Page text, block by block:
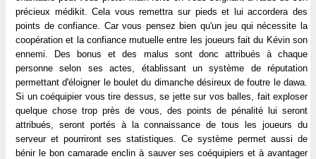
précieux médikit. Cela vous remettra sur pieds et lui accordera des
points de confiance. Car vous pensez bien qu'un jeu qui nécessite la
coopération et la confiance mutuelle entre les joueurs fait du Kévin son
ennemi. Des bonus et des malus sont donc attribués à chaque
personne selon ses actes, établissant un système de réputation
permettant d'éloigner le boulet du dimanche désireux de foutre le dawa.
Si un coéquipier vous tire dessus, se jette sur vos balles, fait exploser
quelque chose trop près de vous, des points de pénalité lui seront
attribués, seront portés à la connaissance de tous les joueurs du
serveur et pourriront ses statistiques. Ce système permet aussi de
bénir le bon camarade enclin à sauver ses coéquipiers et à avantager